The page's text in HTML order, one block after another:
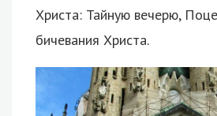
Христа: Тайную вечерю,
бичевания Христа.